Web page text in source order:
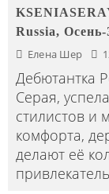
Russia,
Елена Шер
Дебютантка
Серая,
стилистов и
комфорта,
делают её